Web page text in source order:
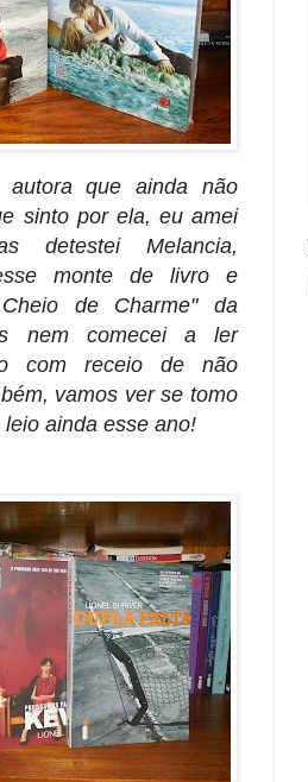
autora que ainda não
sinto por ela, eu amei
detestei Melancia,
monte de livro e
de Charme" da
nem comecei a ler
com receio de não
vamos ver se tomo
ainda esse ano!